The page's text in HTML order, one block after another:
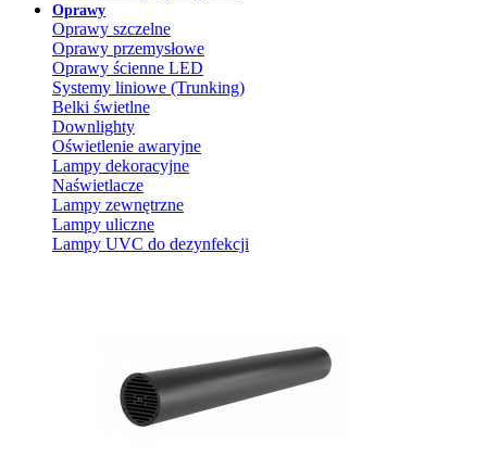
Oprawy
Oprawy szczelne
Oprawy przemysłowe
Oprawy ścienne LED
Systemy liniowe (Trunking)
Belki świetlne
Downlighty
Oświetlenie awaryjne
Lampy dekoracyjne
Naświetlacze
Lampy zewnętrzne
Lampy uliczne
Lampy UVC do dezynfekcji